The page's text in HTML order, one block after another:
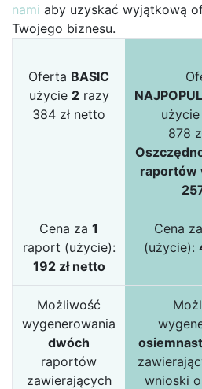
nami aby uzyskać wyjątkową
Twojego biznesu.
Oferta BASIC
użycie 2razy
384 zł netto
użycie
878
raportów
Cena za 1
raport (użycie):
192 zł netto
Cena za
(użycie):
Możliwość
wygenerowania
dwóch
raportów
zawierających
wnioski